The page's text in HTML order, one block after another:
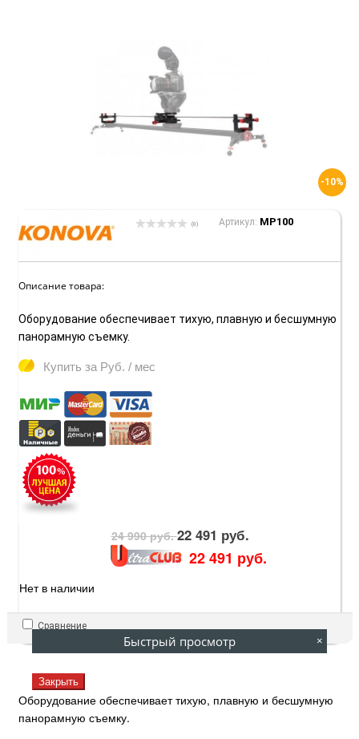
-10%
(0) Артикул: MP100
Описание товара:
Оборудование обеспечивает тихую, плавную и бесшумную
панорамную съемку.
Купить за Руб. / мес
24 990 руб.22 491 руб.
22 491 руб.
Нет в наличии
Сравнение
Оборудование обеспечивает тихую, плавную и бесшумную
панорамную съемку.
Быстрый просмотр ×
Закрыть